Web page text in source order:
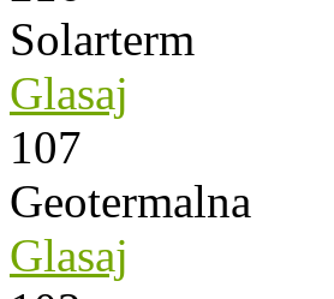
Solarterm
Glasaj
107
Geotermalna
Glasaj